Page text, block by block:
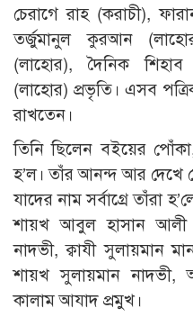
চেরাগে রাহ (করাচী),
তর্জুমানুল কুরআন
(লাহোর), দৈনিক শিহাব
(লাহোর) প্রভৃতি। এসব
রাখতেন।
তিনি ছিলেন বইয়ের
হ’ল। তাঁর আনন্দ আর দেখে
যাদের নাম সর্বাগ্রে তাঁরা
শায়খ আবুল হাসান আলী
নাদভী, ক্বাযী সুলায়মান
শায়খ সুলায়মান
কালাম আযাদ প্রমুখ।